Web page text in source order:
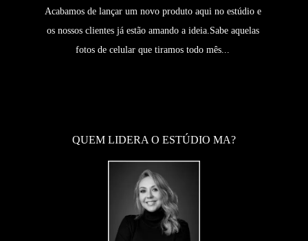
Acabamos de lançar um novo produto aqui no estúdio e
os nossos clientes já estão amando a ideia.Sabe aquelas
fotos de celular que tiramos todo mês...
QUEM LIDERA O ESTÚDIO MA?